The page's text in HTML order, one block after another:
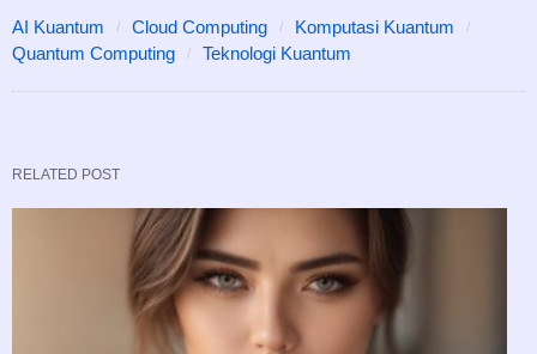
AI Kuantum Cloud Computing
Komputasi Kuantum
Quantum Computing
Teknologi Kuantum
RELATED POST